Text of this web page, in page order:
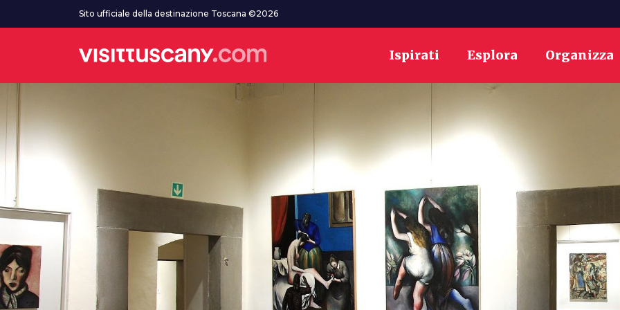
Vai al contenuto principaleSito ufficiale della destinazione Toscana ©2026
Ispirati Esplora Organizza